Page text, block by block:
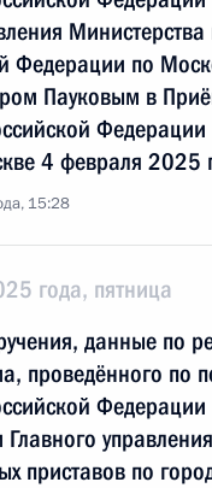
Министерства
Федерации по
Пауковым в
4 февраля 2025
15:28
года, пятница
данные по
проведённого по
Федерации
Главного
приставов по